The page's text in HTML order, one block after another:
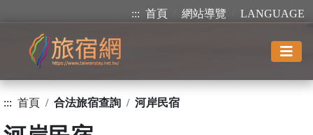
::: 首頁 網站導覽 LANGUAGE
::: 首頁 合法旅宿查詢 河岸民宿